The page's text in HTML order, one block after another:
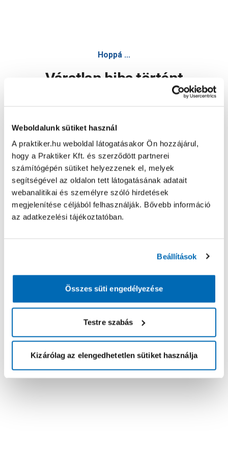
Weboldalunk sütiket használ
A praktiker.hu weboldal látogatásakor Ön hozzájárul,
hogy a Praktiker Kft. és szerződött partnerei
számítógépén sütiket helyezzenek el, melyek
segítségével az oldalon tett látogatásának adatait
webanalitikai és személyre szóló hirdetések
megjelenítése céljából felhasználják. Bővebb információ
az adatkezelési tájékoztatóban.
Beállítások
Összes süti engedélyezése
Testre szabás
Kizárólag az elengedhetetlen sütiket használja
Hoppá ...
Váratlan hiba történt
Oldal újratöltése